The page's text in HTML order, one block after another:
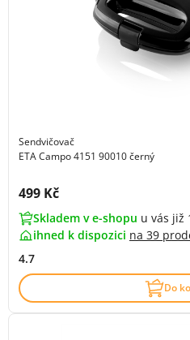
Sendvičovač
ETA Campo 4151 90010 černý
Cena s DPH:
499 Kč
Skladem v e-shopu u vás již
ihned k dispozici na 39
4.7
Do